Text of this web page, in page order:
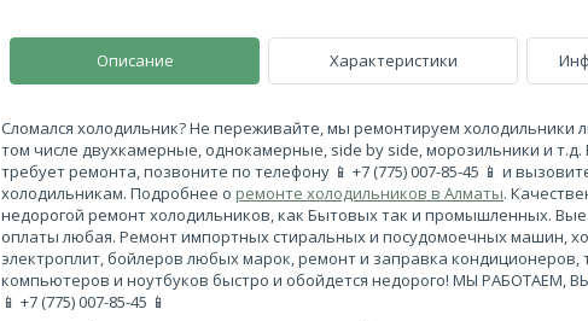
Описание Характеристики
Сломался холодильник? Не переживайте, мы ремонтируем холодильники
том числе двухкамерные, однокамерные, side by side, морозильники и т.д.
требует ремонта, позвоните по телефону 📱 +7 (775) 007-85-45 📱 и
холодильникам. Подробнее о ремонте холодильников в Алматы.
недорогой ремонт холодильников, как Бытовых так и промышленных.
оплаты любая. Ремонт импортных стиральных и посудомоечных машин,
электроплит, бойлеров любых марок, ремонт и заправка кондиционеров,
компьютеров и ноутбуков быстро и обойдется недорого! МЫ РАБОТАЕМ,
📱 +7 (775) 007-85-45 📱